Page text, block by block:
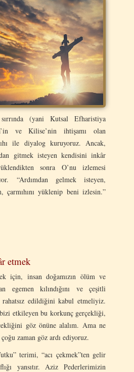
(yani Kutsal Efharistiya
ve Kilise’nin ihtişamı olan
ile diyalog kuruyoruz. Ancak,
gitmek isteyen kendisini inkâr
sonra O’nu izlemesi
“Ardımdan gelmek isteyen,
çarmıhını yüklenip beni izlesin.”
etmek
için, insan doğamızın ölüm ve
egemen kılındığını ve çeşitli
rahatsız edildiğini kabul etmeliyiz.
etkileyen bu korkunç gerçekliği,
göz önüne alalım. Ama ne
zaman göz ardı ediyoruz.
terimi, “acı çekmek”ten gelir
yansıtır. Aziz Pederlerimizin